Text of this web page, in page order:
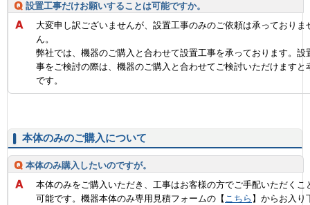
設置工事だけお願いすることは可能ですか。
大変申し訳ございませんが、設置工事のみのご依頼は承っておりま
ん。
弊社では、機器のご購入と合わせて設置工事を承っております。設
事をご検討の際は、機器のご購入と合わせてご検討いただけますと
です。
本体のみのご購入について
本体のみ購入したいのですが。
本体のみをご購入いただき、工事はお客様の方でご手配いただくこ
可能です。機器本体のみ専用見積フォームの【 こちら 】からお入り